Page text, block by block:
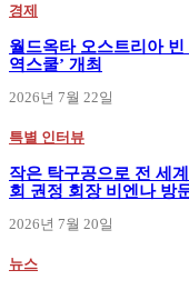
경제
월드옥타 오스트리아
역스쿨’ 개최
2026년 7월 22일
특별 인터뷰
작은 탁구공으로 전 세
회 권정 회장 비엔나 방
2026년 7월 20일
뉴스